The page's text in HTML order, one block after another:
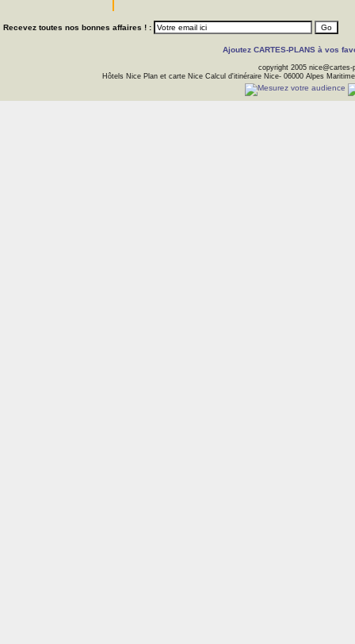
Recevez toutes nos bonnes affaires ! :
Ajoutez CARTES-PLANS à vos
copyright 2005 nice@cartes-
Hôtels Nice Plan et carte Nice Calcul d'itinéraire Nice- 06000 Alpes